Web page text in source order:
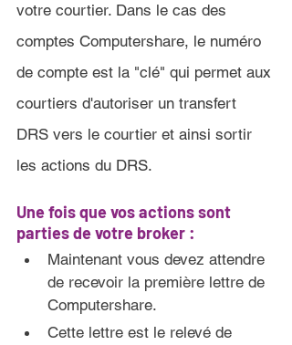
votre courtier. Dans le cas des
comptes Computershare, le numéro
de compte est la "clé" qui permet aux
courtiers d'autoriser un transfert
DRS vers le courtier et ainsi sortir
les actions du DRS.
Une fois que vos actions sont
parties de votre broker :
Maintenant vous devez attendre
de recevoir la première lettre de
Computershare.
Cette lettre est le relevé de